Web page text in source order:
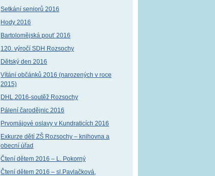
Setkání seniorů 2016
Hody 2016
Bartolomějská pouť 2016
120. výročí SDH Rozsochy
Dětský den 2016
Vítání občánků 2016 (narozených v roce
2015)
DHL 2016-soutěž Rozsochy
Pálení čarodějnic 2016
Prvomájové oslavy v Kundraticích 2016
Exkurze dětí ZŠ Rozsochy – knihovna a
obecní úřad
Čtení dětem 2016 – L. Pokorný
Čtení dětem 2016 – sl.Pavlačková,